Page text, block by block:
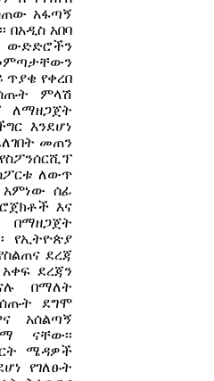
አፋጣኝ
በአዲስ አበባ
ውድድሮችን
የቀረበ
ምላሽ
ለማዘጋጀት
እንደሆነ
መጠን
ለውጥ
ሰፊ
እና
በማዘጋጀት
የኢትዮጵያ
ደረጃ
ደረጃን
በማለት
ደግሞ
አሰልጣኝ
ናቸው፡፡
ሜዳዎች
የገለፁት